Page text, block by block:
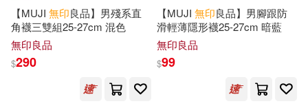
（日）杉山亮(1)
（日）枝元菜穗美(1)
（日）株式會社無限知識(1)
【MUJI 無印良品】男殘系直
角襪三雙組25-27cm 混色
無印良品
$290
【MUJI 無印良品】男腳跟防
滑輕薄隱形襪25-27cm 暗藍
無印良品
$99